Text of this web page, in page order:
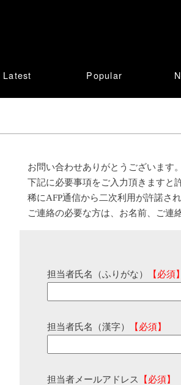
Latest Popular
お問い合わせありがとうございます。
下記に必要事項をご入力頂きますと
稀にAFP通信から二次利用が許諾さ
ご連絡の必要な方は、お名前、ご連
担当者氏名（ふりがな） 【必須】
担当者氏名（漢字） 【必須】
担当者メールアドレス 【必須】